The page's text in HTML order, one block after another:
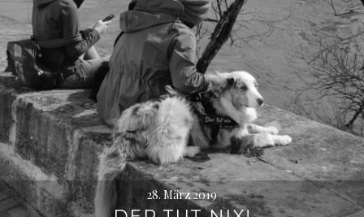
28. März 2019